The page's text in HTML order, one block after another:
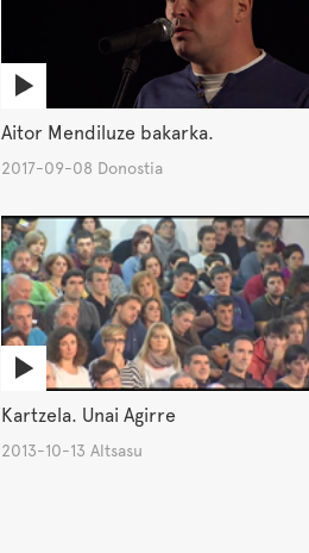
Aitor Mendiluze bakarka.
2017-09-08 Donostia
Kartzela. Unai Agirre
2013-10-13 Altsasu